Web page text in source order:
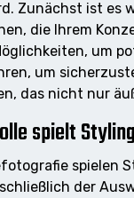
Zunächst ist es
die Ihrem
um
um
das nicht nur
spielt
spielen
der